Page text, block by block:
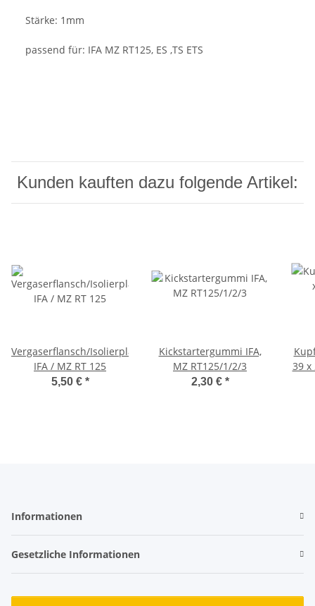
Stärke: 1mm
passend für: IFA MZ RT125, ES ,TS ETS
Kunden kauften dazu folgende Artikel:
Vergaserflansch/Isolierplatte
IFA / MZ RT 125
5,50 € *
Kickstartergummi IFA,
MZ RT125/1/2/3
2,30 € *
39 x
Informationen
Gesetzliche Informationen